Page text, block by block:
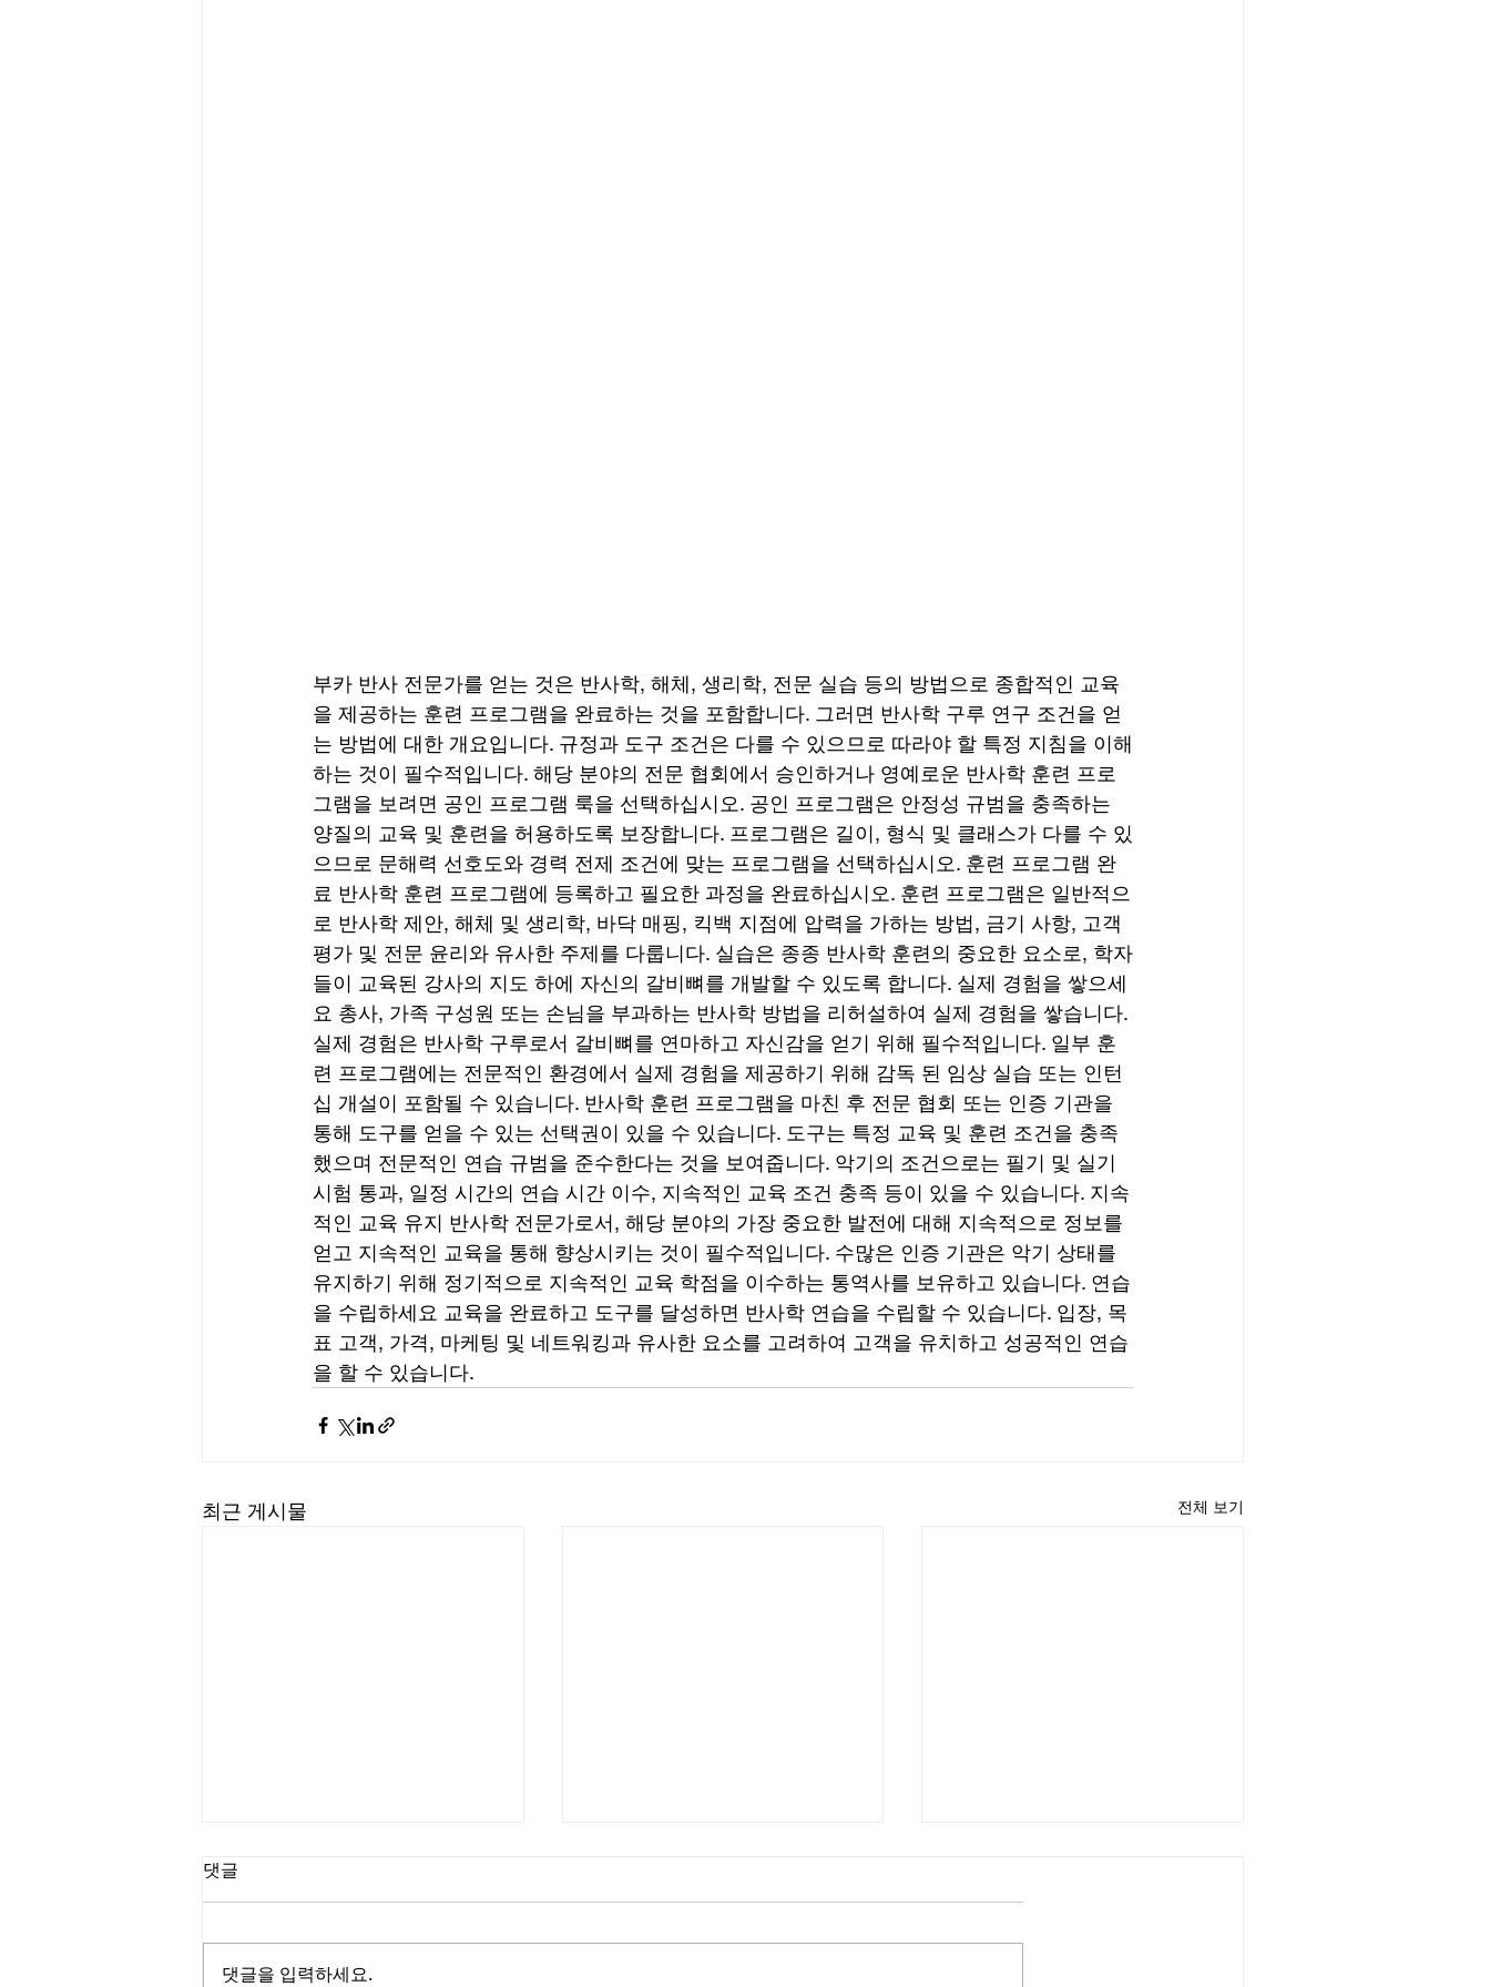
부카 반사 전문가를 얻는 것은 반사학, 해체, 생리학, 전문 실습 등의 방법으로 종합적인 교육
을 제공하는 훈련 프로그램을 완료하는 것을 포함합니다. 그러면 반사학 구루 연구 조건을 얻
는 방법에 대한 개요입니다. 규정과 도구 조건은 다를 수 있으므로 따라야 할 특정 지침을 이해
하는 것이 필수적입니다. 해당 분야의 전문 협회에서 승인하거나 영예로운 반사학 훈련 프로
그램을 보려면 공인 프로그램 룩을 선택하십시오. 공인 프로그램은 안정성 규범을 충족하는
양질의 교육 및 훈련을 허용하도록 보장합니다. 프로그램은 길이, 형식 및 클래스가 다를 수 있
으므로 문해력 선호도와 경력 전제 조건에 맞는 프로그램을 선택하십시오. 훈련 프로그램 완
료 반사학 훈련 프로그램에 등록하고 필요한 과정을 완료하십시오. 훈련 프로그램은 일반적으
로 반사학 제안, 해체 및 생리학, 바닥 매핑, 킥백 지점에 압력을 가하는 방법, 금기 사항, 고객
평가 및 전문 윤리와 유사한 주제를 다룹니다. 실습은 종종 반사학 훈련의 중요한 요소로, 학자
들이 교육된 강사의 지도 하에 자신의 갈비뼈를 개발할 수 있도록 합니다. 실제 경험을 쌓으세
요 총사, 가족 구성원 또는 손님을 부과하는 반사학 방법을 리허설하여 실제 경험을 쌓습니다.
실제 경험은 반사학 구루로서 갈비뼈를 연마하고 자신감을 얻기 위해 필수적입니다. 일부 훈
련 프로그램에는 전문적인 환경에서 실제 경험을 제공하기 위해 감독 된 임상 실습 또는 인턴
십 개설이 포함될 수 있습니다. 반사학 훈련 프로그램을 마친 후 전문 협회 또는 인증 기관을
통해 도구를 얻을 수 있는 선택권이 있을 수 있습니다. 도구는 특정 교육 및 훈련 조건을 충족
했으며 전문적인 연습 규범을 준수한다는 것을 보여줍니다. 악기의 조건으로는 필기 및 실기
시험 통과, 일정 시간의 연습 시간 이수, 지속적인 교육 조건 충족 등이 있을 수 있습니다. 지속
적인 교육 유지 반사학 전문가로서, 해당 분야의 가장 중요한 발전에 대해 지속적으로 정보를
얻고 지속적인 교육을 통해 향상시키는 것이 필수적입니다. 수많은 인증 기관은 악기 상태를
유지하기 위해 정기적으로 지속적인 교육 학점을 이수하는 통역사를 보유하고 있습니다. 연습
을 수립하세요 교육을 완료하고 도구를 달성하면 반사학 연습을 수립할 수 있습니다. 입장, 목
표 고객, 가격, 마케팅 및 네트워킹과 유사한 요소를 고려하여 고객을 유치하고 성공적인 연습
을 할 수 있습니다.
최근 게시물 전체 보기
댓글
댓글을 입력하세요.